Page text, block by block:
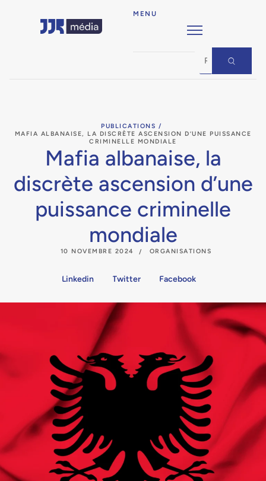
MENU
PUBLICATIONS /
MAFIA ALBANAISE, LA DISCRÈTE ASCENSION D’UNE PUISSANCE
CRIMINELLE MONDIALE
Mafia albanaise, la
discrète ascension d’une
puissance criminelle
mondiale
10 NOVEMBRE 2024 ORGANISATIONS
Linkedin Twitter Facebook